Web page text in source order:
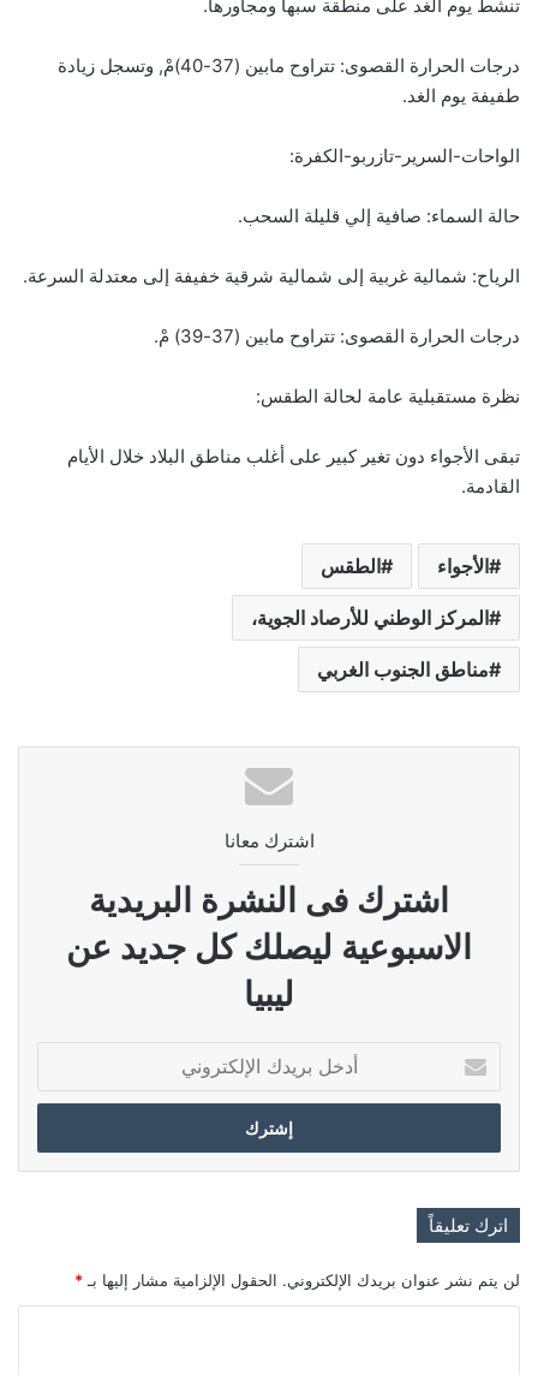
تنشط يوم الغد على منطقة سبها ومجاورها.
درجات الحرارة القصوى: تتراوح مابين (37-40)مْ, وتسجل زيادة
طفيفة يوم الغد.
الواحات-السرير-تازربو-الكفرة:
حالة السماء: صافية إلي قليلة السحب.
الرياح: شمالية غربية إلى شمالية شرقية خفيفة إلى معتدلة السرعة.
درجات الحرارة القصوى: تتراوح مابين (37-39) مْ.
نظرة مستقبلية عامة لحالة الطقس:
تبقى الأجواء دون تغير كبير على أغلب مناطق البلاد خلال الأيام
القادمة.
الأجواء الطقس
المركز الوطني للأرصاد الجوية،
مناطق الجنوب الغربي
اشترك معانا
اشترك فى النشرة البريدية
الاسبوعية ليصلك كل جديد عن
ليبيا
بريدك
الإلكتروني
اترك تعليقاً
لن يتم نشر عنوان بريدك الإلكتروني. الحقول الإلزامية مشار إليها بـ *